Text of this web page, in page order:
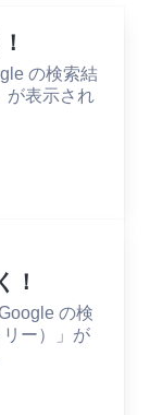
の検索結
が表示され
！
の検
ー）」が